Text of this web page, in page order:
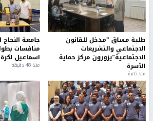
طلبة مساق "مدخل للقانون
الاجتماعي والتشريعات
الاجتماعية"يزورون مركز حماية
الأسرة
منذ ثانية
جامعة
منافسات
اسماعيل
منذ 48 دقيقة